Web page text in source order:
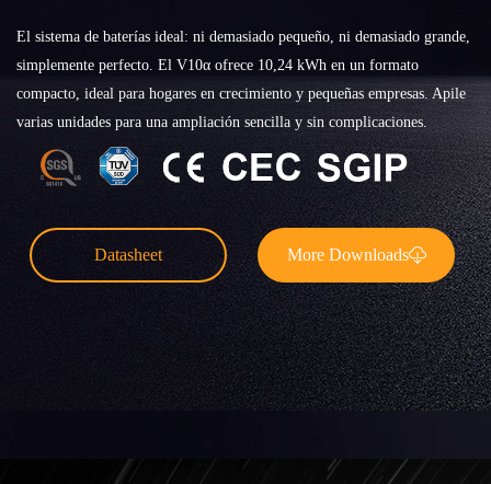
El sistema de baterías ideal: ni demasiado pequeño, ni demasiado grande,
simplemente perfecto. El V10α ofrece 10,24 kWh en un formato
compacto, ideal para hogares en crecimiento y pequeñas empresas. Apile
varias unidades para una ampliación sencilla y sin complicaciones.
Datasheet More Downloads